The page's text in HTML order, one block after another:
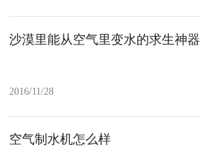
沙漠里能从空气里变水的求生神器
2016/11/28
空气制水机怎么样